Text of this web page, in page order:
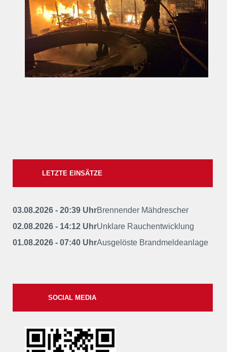
LETZTE EINSÄTZE
03.08.2026 - 20:39 UhrBrennender Mähdrescher
02.08.2026 - 14:12 UhrUnklare Rauchentwicklung
01.08.2026 - 07:40 UhrAusgelöste Brandmeldeanlage
SOCIAL MEDIA